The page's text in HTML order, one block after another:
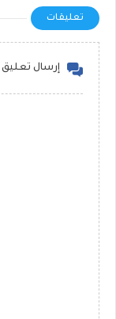
تعليقات
إرسال تعليق